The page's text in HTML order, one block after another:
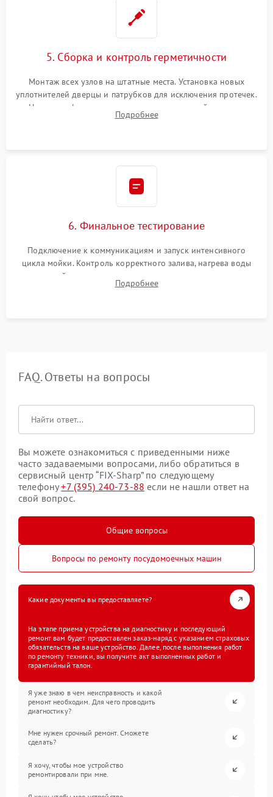
5. Сборка и контроль герметичности
Монтаж всех узлов на штатные места. Установка новых
уплотнителей дверцы и патрубков для исключения протечек.
Надежная фиксация хомутов гидравлической системы,
сборка корпуса и установка датчика поплавка.
Подробнее
6. Финальное тестирование
Подключение к коммуникациям и запуск интенсивного
цикла мойки. Контроль корректного залива, нагрева воды
до нужной температуры, отсутствия посторонних шумов,
штатного слива и абсолютной сухости в поддоне.
Подробнее
FAQ. Ответы на вопросы
Вы можете ознакомиться с приведенными ниже
часто задаваемыми вопросами, либо обратиться в
сервисный центр “FIX-Sharp” по следующему
телефону+7 (395) 240-73-88 если не нашли ответ на
свой вопрос.
Общие вопросы
Вопросы по ремонту посудомоечных машин
Какие документы вы предоставляете?
На этапе приема устройства на диагностику и последующий
ремонт вам будет предоставлен заказ-наряд с указанием страховых
обязательств на ваше устройство. Далее, после выполнения работ
по ремонту техники, вы получите акт выполненных работ и
гарантийный талон.
Я уже знаю в чем неисправность и какой
ремонт необходим. Для чего проводить
диагностику?
Мне нужен срочный ремонт. Сможете
сделать?
Я хочу, чтобы мое устройство
ремонтировали при мне.